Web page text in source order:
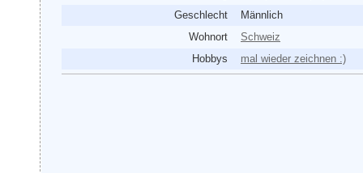
Geschlecht
Männlich
Wohnort
Schweiz
Hobbys
mal wieder zeichnen :)